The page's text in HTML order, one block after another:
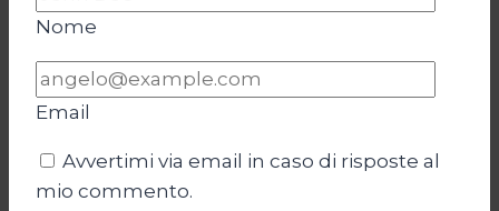
Nome
Email
Avvertimi via email in caso di risposte al
mio commento.